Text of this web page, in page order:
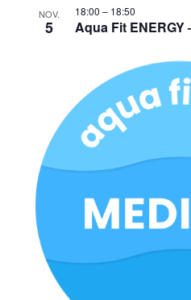
NOV.
5 Aqua Fit
18:00 – 18:50